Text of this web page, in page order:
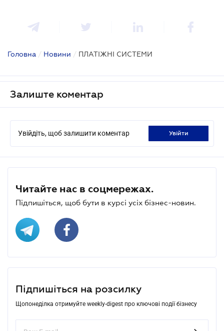
Головна / Новини / ПЛАТІЖНІ СИСТЕМИ
Залиште коментар
Увійдіть, щоб залишити коментар увійти
Читайте нас в соцмережах.
Підпишіться, щоб бути в курсі усіх бізнес-новин.
Підпишіться на розсилку
Щопонеділка отримуйте weekly-digest про ключові події бізнесу